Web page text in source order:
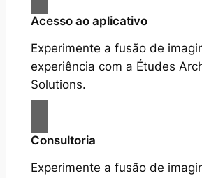
Acesso ao aplicativo
Experimente a fusão de
experiência com a Études
Solutions.
Consultoria
Experimente a fusão de